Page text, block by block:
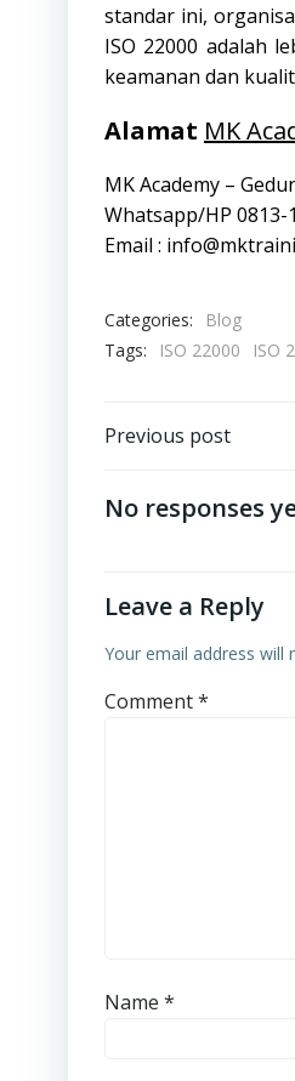
standar ini,
ISO 22000 adalah
keamanan dan
Alamat MK
MK Academy –
Whatsapp/HP 0813-
Email :
Categories:
Blog
Tags:
ISO 22000 ISO
Post
Previous post
No responses
Leave a Reply
Your email address will
Comment*
Name *